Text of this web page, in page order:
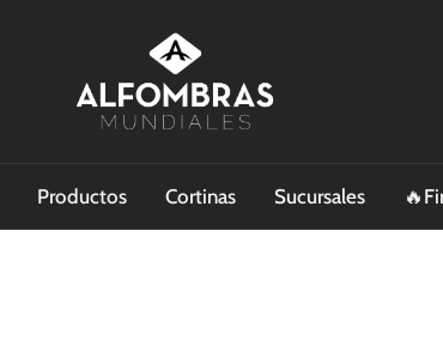
Productos Cortinas Sucursales